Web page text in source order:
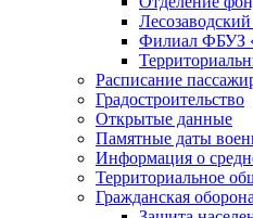
Филиал ФБУЗ
Расписание
Градостроительство
Открытые данные
Памятные даты
Информация о
Территориальное
Гражданская